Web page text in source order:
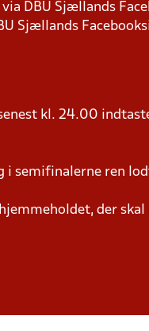
DBU Sjællands
Sjællands
kl. 24.00
i semifinalerne ren
der skal